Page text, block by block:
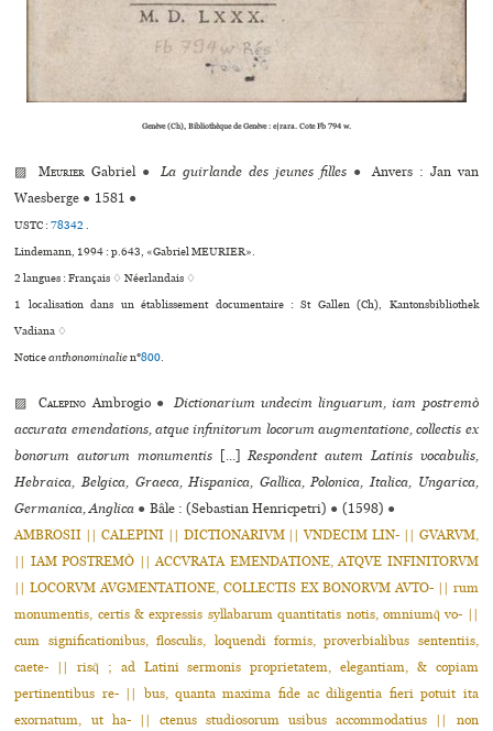
Genève (Ch), Bibliothèque de Genève : e|rara. Cote Fb 794 w.
▨Meurier Gabriel ● La guirlande des jeunes filles ● Anvers : Jan van
Waesberge ● 1581 ●
USTC :78342.
Lindemann, 1994 : p.643, «Gabriel MEURIER».
2 langues :Français ♢Néerlandais ♢
1 localisation dans un établissement documentaire : St Gallen (Ch), Kantonsbibliothek
Vadiana ♢
Noticeanthonominalien°800.
▨Calepino Ambrogio ● Dictionarium undecim linguarum, iam postremò
accurata emendations, atque infinitorum locorum augmentatione, collectis ex
bonorum autorum monumentis[...]Respondent autem Latinis vocabulis,
Hebraica, Belgica, Graeca, Hispanica, Gallica, Polonica, Italica, Ungarica,
Germanica, Anglica ● Bâle : (Sebastian Henricpetri) ● (1598) ●
AMBROSII || CALEPINI || DICTIONARIVM || VNDECIM LIN- || GVARVM,
|| IAM POSTREMÒ || ACCVRATA EMENDATIONE, ATQVE INFINITORVM
|| LOCORVM AVGMENTATIONE, COLLECTIS EX BONORVM AVTO- || rum
monumentis, certis & expressis syllabarum quantitatis notis, omniumq̃ vo- ||
cum significationibus, flosculis, loquendi formis, proverbialibus sententiis,
caete- || risq̃ ; ad Latini sermonis proprietatem, elegantiam, & copiam
pertinentibus re- || bus, quanta maxima fide ac diligentia fieri potuit ita
exornatum, ut ha- || ctenus studiosorum usibus accommodatius || non